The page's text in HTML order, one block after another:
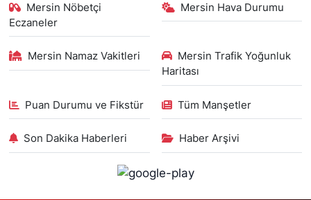
Mersin Nöbetçi
Eczaneler
Mersin Hava Durumu
Mersin Namaz Vakitleri
Mersin Trafik Yoğunluk
Haritası
Puan Durumu ve Fikstür Tüm Manşetler
Son Dakika Haberleri Haber Arşivi